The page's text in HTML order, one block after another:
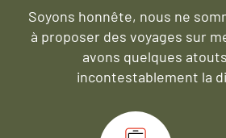
Soyons honnête, nous ne
à proposer des voyages sur
avons quelques
incontestablement la